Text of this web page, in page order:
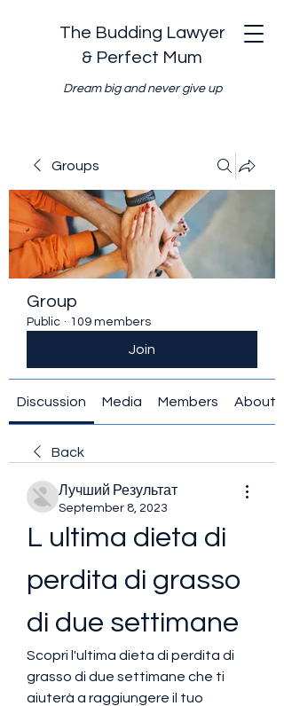
The Budding Lawyer
& Perfect Mum
Dream big and never give up
Groups
Group
Public · 109 members
Join
Discussion Media Members About
Back
Лучший Результат
September 8, 2023
L ultima dieta di
perdita di grasso
di due settimane
Scopri l'ultima dieta di perdita di
grasso di due settimane che ti
aiuterà a raggiungere il tuo